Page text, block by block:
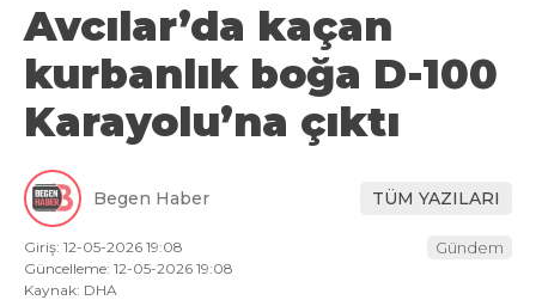
Avcılar’da kaçan
kurbanlık boğa D-100
Karayolu’na çıktı
Begen Haber TÜM YAZILARI
Giriş: 12-05-2026 19:08
Güncelleme: 12-05-2026 19:08
Kaynak: DHA
Gündem